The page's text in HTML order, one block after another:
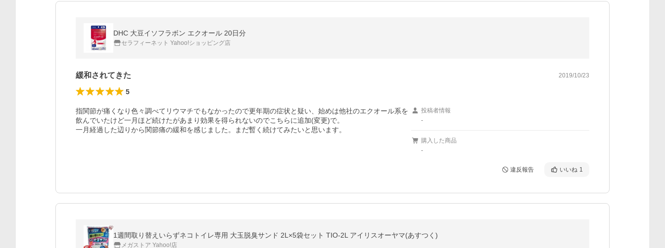
DHC 大豆イソフラボン エクオール 20日分
セラフィーネット Yahoo!ショッピング店
緩和されてきた 2019/10/23
5
指関節が痛くなり色々調べてリウマチでもなかったので更年期の症状と疑い、始めは他社のエクオール系を
飲んでいたけど一月ほど続けたがあまり効果を得られないのでこちらに追加(変更)で。
一月経過した辺りから関節痛の緩和を感じました。まだ暫く続けてみたいと思います。
投稿者情報
-
購入した商品
-
違反報告 いいね 1
1週間取り替えいらずネコトイレ専用 大玉脱臭サンド 2L×5袋セット TIO-2L アイリスオーヤマ(あすつく)
メガストア Yahoo!店